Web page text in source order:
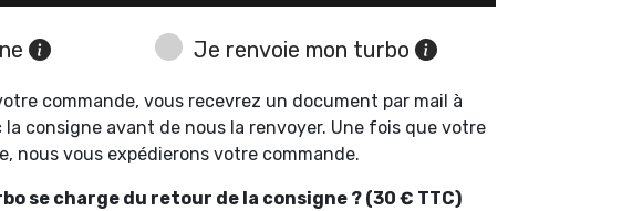
Je renvoie mon turbo
commande, vous recevrez un document par mail à
consigne avant de nous la renvoyer. Une fois que votre
nous vous expédierons votre commande.
se charge du retour de la consigne ? (30 € TTC)